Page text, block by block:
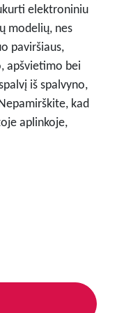
elektroniniu
modelių, nes
paviršiaus,
apšvietimo bei
iš spalvyno,
kad
aplinkoje,